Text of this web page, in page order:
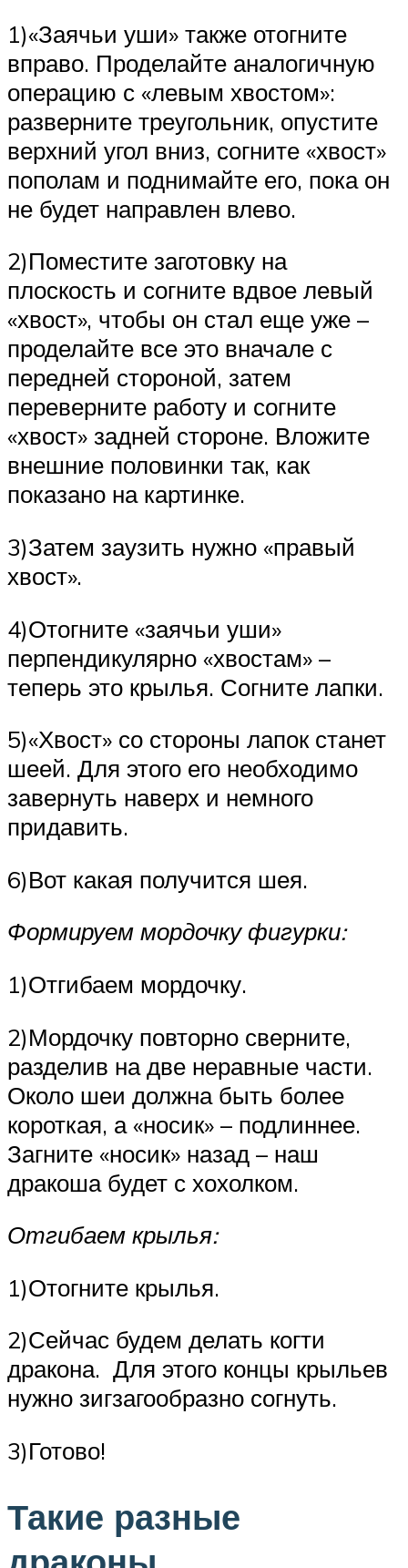
1)«Заячьи уши» также отогните
вправо. Проделайте аналогичную
операцию с «левым хвостом»:
разверните треугольник, опустите
верхний угол вниз, согните «хвост»
пополам и поднимайте его, пока он
не будет направлен влево.
2)Поместите заготовку на
плоскость и согните вдвое левый
«хвост», чтобы он стал еще уже –
проделайте все это вначале с
передней стороной, затем
переверните работу и согните
«хвост» задней стороне. Вложите
внешние половинки так, как
показано на картинке.
3)Затем заузить нужно «правый
хвост».
4)Отогните «заячьи уши»
перпендикулярно «хвостам» –
теперь это крылья. Согните лапки.
5)«Хвост» со стороны лапок станет
шеей. Для этого его необходимо
завернуть наверх и немного
придавить.
6)Вот какая получится шея.
Формируем мордочку фигурки:
1)Отгибаем мордочку.
2)Мордочку повторно сверните,
разделив на две неравные части.
Около шеи должна быть более
короткая, а «носик» – подлиннее.
Загните «носик» назад – наш
дракоша будет с хохолком.
Отгибаем крылья:
1)Отогните крылья.
2)Сейчас будем делать когти
дракона. Для этого концы крыльев
нужно зигзагообразно согнуть.
3)Готово!
Такие разные